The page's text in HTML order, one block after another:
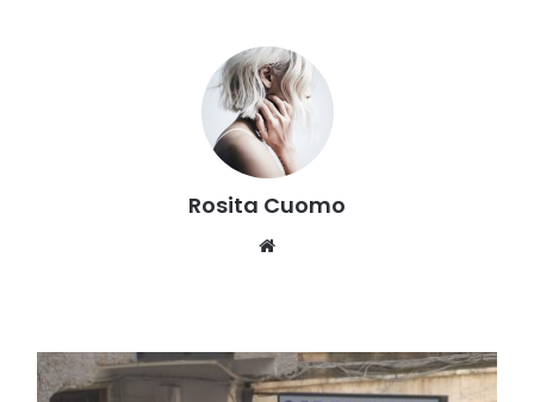
Rosita Cuomo
Rubano
uno